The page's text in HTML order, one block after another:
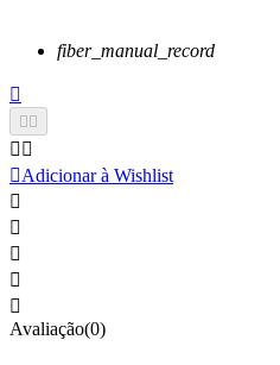
fiber_manual_record


 
Adicionar à Wishlist





Avaliação(0)